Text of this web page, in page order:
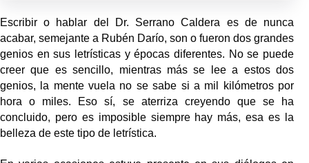
Escribir o hablar del Dr. Serrano Caldera es de nunca
acabar, semejante a Rubén Darío, son o fueron dos grandes
genios en sus letrísticas y épocas diferentes. No se puede
creer que es sencillo, mientras más se lee a estos dos
genios, la mente vuela no se sabe si a mil kilómetros por
hora o miles. Eso sí, se aterriza creyendo que se ha
concluido, pero es imposible siempre hay más, esa es la
belleza de este tipo de letrística.